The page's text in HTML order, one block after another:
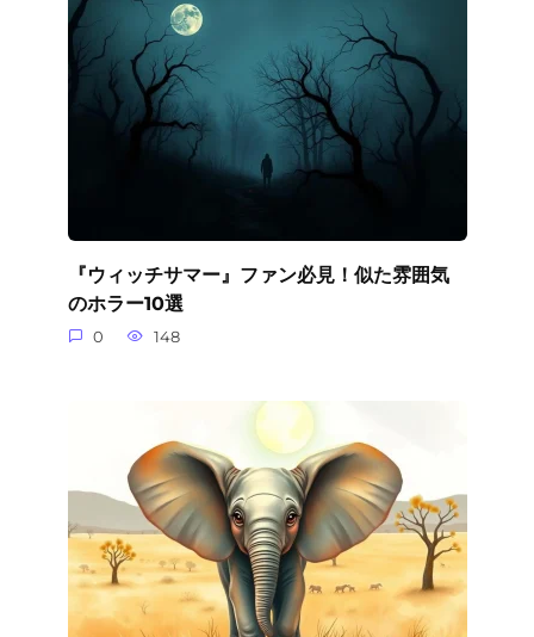
『ウィッチサマー』ファン必見！似た雰囲気
のホラー10選
0 148